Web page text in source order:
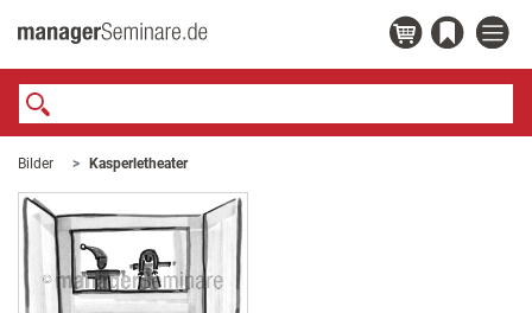
Bilder Kasperletheater